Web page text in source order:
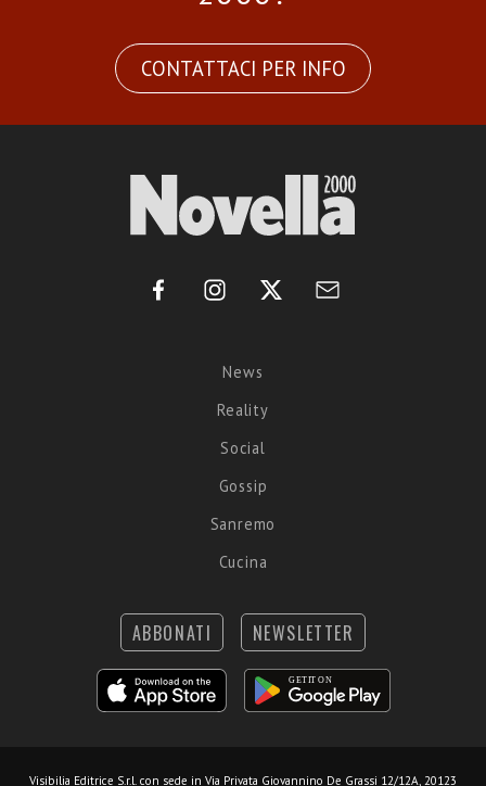
CONTATTACI PER INFO
News
Reality
Social
Gossip
Sanremo
Cucina
ABBONATI NEWSLETTER
Visibilia Editrice S.r.l. con sede in Via Privata Giovannino De Grassi 12/12A, 20123